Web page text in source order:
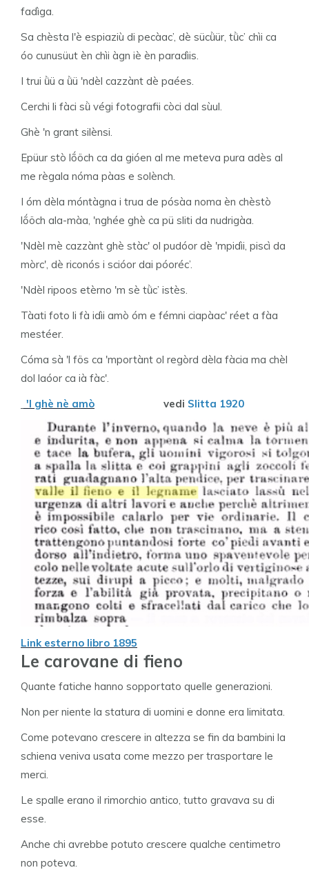
fadìga.
Sa chèsta l'è espiaziù di pecàac’, dè sücǜür, tǜc’ chìi ca
óo cunusüut èn chìi àgn iè èn paradìis.
I trui ǜü a ǜü 'ndèl cazzànt dè paées.
Cerchi li fàci sǜ végi fotografii còci dal sùul.
Ghè 'n grant silènsi.
Epüur stò lṍöch ca da gióen al me meteva pura adès al
me règala nóma pàas e solènch.
I óm dèla móntàgna i trua de pósàa noma èn chèstò
lṍöch ala-màa, 'nghée ghè ca pü sliti da nudrigàa.
'Ndèl mè cazzànt ghè stàc' ol pudóor dè 'mpidìi, piscì da
mòrc', dè riconós i scióor dai póoréc’.
'Ndèl ripoos etèrno 'm sè tǜc’ istès.
Tàati foto li fà idìi amò óm e fémni ciapàac' réet a fàa
mestéer.
Cóma sà 'l fös ca 'mportànt ol regòrd dèla fàcia ma chèl
dol laóor ca ià fàc'.
'l ghè nè amò vedi Slitta 1920
Link esterno libro 1895
Le carovane di fieno
Quante fatiche hanno sopportato quelle generazioni.
Non per niente la statura di uomini e donne era limitata.
Come potevano crescere in altezza se fin da bambini la
schiena veniva usata come mezzo per trasportare le
merci.
Le spalle erano il rimorchio antico, tutto gravava su di
esse.
Anche chi avrebbe potuto crescere qualche centimetro
non poteva.